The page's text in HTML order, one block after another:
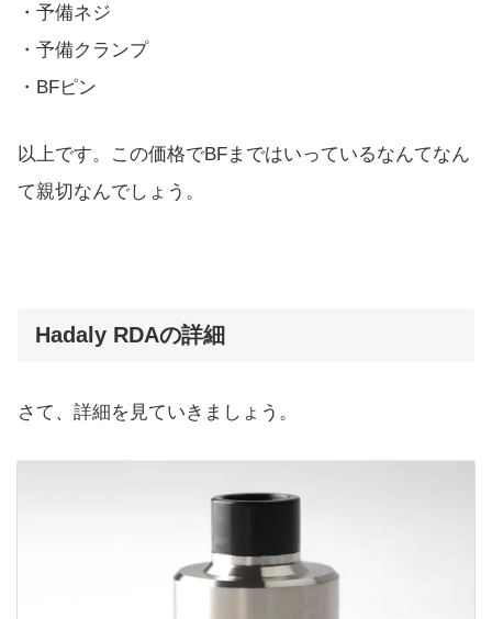
・予備ネジ
・予備クランプ
・BFピン
以上です。この価格でBFまではいっているなんてなん
て親切なんでしょう。
Hadaly RDAの詳細
さて、詳細を見ていきましょう。